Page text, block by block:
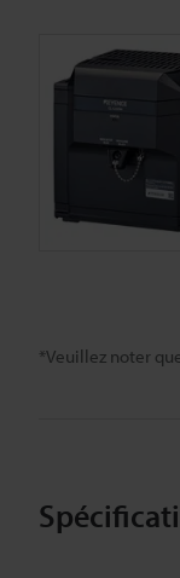
*Veuillez noter